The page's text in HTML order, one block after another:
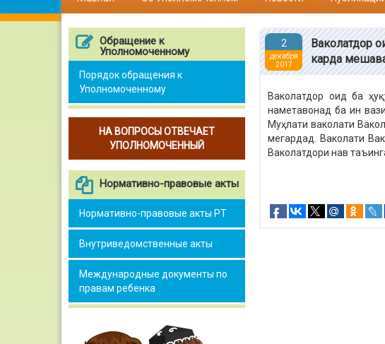
Обращение к
Уполномоченному
Порядок обращения к
Уполномоченному
НА ВОПРОСЫ ОТВЕЧАЕТ
УПОЛНОМОЧЕННЫЙ
Нормативно-правовые акты
Нормативно-правовые акты РТ
Внутриведомственные акты
Международные документы по
правам ребенка
2
декабря
2017
Ваколатдор
карда
Ваколатдор оид ба
наметавонад ба ин
Муҳлати ваколати
мегардад. Ваколати
Ваколатдори нав